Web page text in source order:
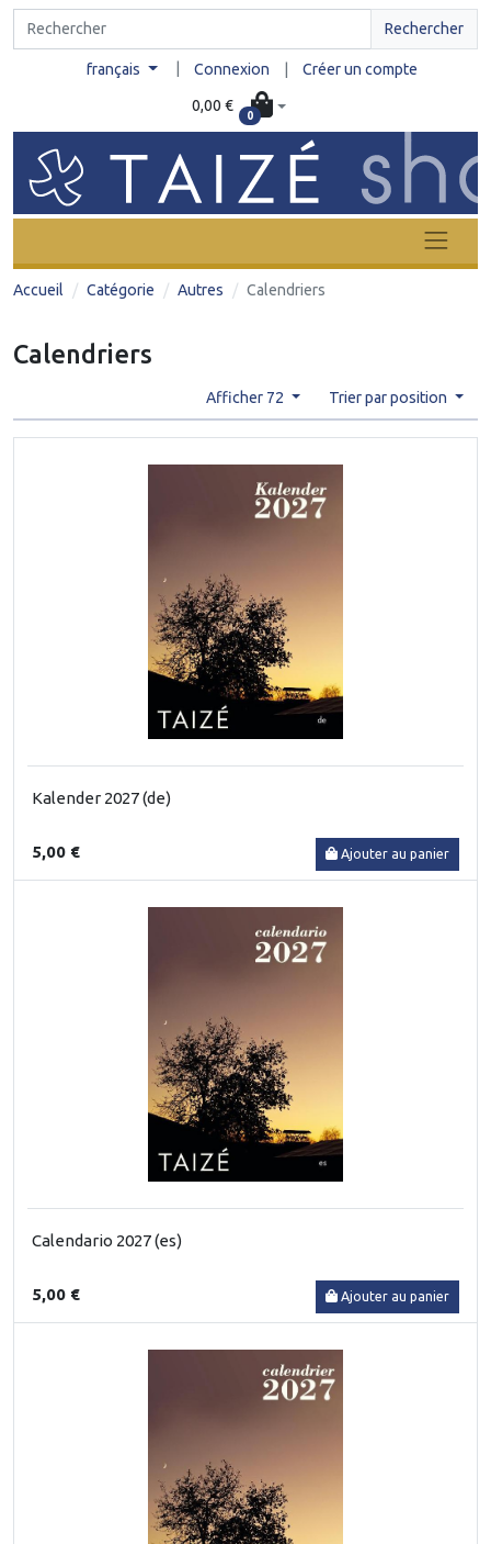
Rechercher
français Connexion Créer un compte
0,00 €
0
Accueil Catégorie Autres Calendriers
Calendriers
Afficher 72 Trier par position
Kalender 2027 (de)
5,00 € Ajouter au panier
Calendario 2027 (es)
5,00 € Ajouter au panier